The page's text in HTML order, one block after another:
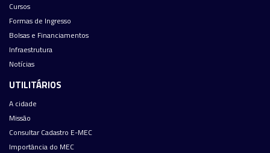
Cursos
Formas de Ingresso
Bolsas e Financiamentos
Infraestrutura
Notícias
UTILITÁRIOS
A cidade
Missão
Consultar Cadastro E-MEC
Importância do MEC